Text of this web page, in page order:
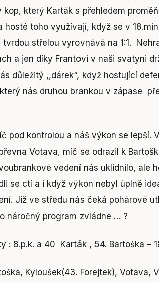
který Karták s přehledem
toho využívají, když se v
střelou vyrovnává na 1:1.
a jen díky Frantovi v naši svatyni
důležitý ,,dárek“, když hostující
nás druhou brankou v zápase
pod kontrolou a náš výkon se lepší.
Votava, míč se odrazil k
vedení nás uklidnilo, ale
se ctí a i když výkon nebyl úplně
Již ve středu nás čeká pohárové
náročný program zvládne … ?
: 8.p.k. a 40 Karták , 54. Bartoška –
Kyloušek(43. Forejtek), Votava,